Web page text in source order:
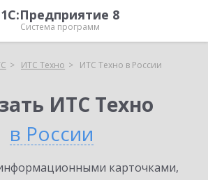
1С:Предприятие 8
Система программ
ИТС Техно ИТС Техно в России
ИТС Техно
в России
карточками,